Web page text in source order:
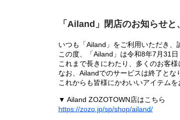
「Ailand」閉店のお知らせ
いつも「Ailand」をご利用いただき、
この度、「Ailand」は令和8年7月31
これまで長きにわたり、多くのお客
なお、Ailandでのサービスは終了と
これからも皆様にかわいいアイテム
▼ Ailand ZOZOTOWN店はこちら
https://zozo.jp/sp/shop/ailand/